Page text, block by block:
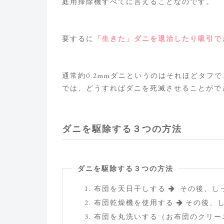
要するに 「生きた」ダニを退治したり吸引
通常約0.2mmダニというのはそれほどタフ
では、どうすればダニを死滅させることが
ダニを駆除する３つの方法
ダニを駆除する３つの方法
布団を天日干しする
その後、し
布団乾燥機を使用する
その後、
布団を丸洗いする（お布団のクリ